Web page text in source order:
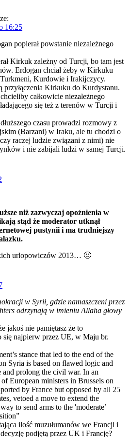
16:25
popierał powstanie niezależnego
Kirkuk zależny od Turcji, bo tam jest
Erdogan chciał żeby w Kirkuku
Kurdowie i Irakijczycy.
przyłączenia Kirkuku do Kurdystanu.
całkowicie niezależnego
się też z terenów w Turcji i
czasu prowadzi rozmowy z
(Barzani) w Iraku, ale tu chodzi o
raczej ludzie związani z nimi) nie
i nie zabijali ludzi w samej Turcji.
niż zazwyczaj opoźnienia w
stąd że moderator utknął
pustynii i ma trudniejszy
urlopowiczów 2013… 🙂
w Syrii, gdzie namaszczeni przez
odrzynają w imieniu Allaha głowy
jakoś nie pamiętasz że to
się najpierw przez UE, w Maju br.
stance that led to the end of the
Syria is based on flawed logic and
prolong the civil war. In an
European ministers in Brussels on
by France but opposed by all 25
vetoed a move to extend the
to send arms to the 'moderate’
ilość muzułumanów we Francji i
podjętą przez UK i Francję?